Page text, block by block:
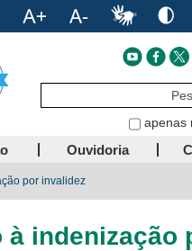
apenas
Ouvidoria
por invalidez
indenização